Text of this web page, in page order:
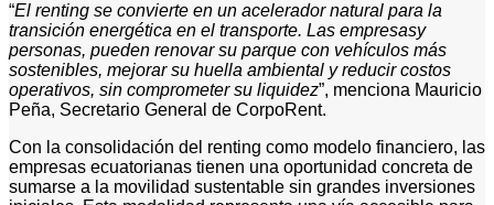
“El renting se convierte en un acelerador natural para la
transición energética en el transporte. Las empresasy
personas, pueden renovar su parque con vehículos más
sostenibles, mejorar su huella ambiental y reducir costos
operativos, sin comprometer su liquidez”, menciona Mauricio
Peña, Secretario General de CorpoRent.
Con la consolidación del renting como modelo financiero, las
empresas ecuatorianas tienen una oportunidad concreta de
sumarse a la movilidad sustentable sin grandes inversiones